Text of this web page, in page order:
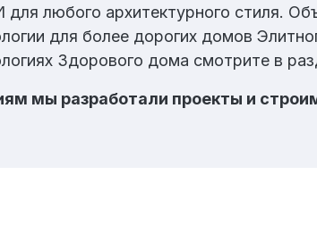
любого архитектурного стиля.
для более дорогих домов
Здорового дома смотрите в
мы разработали проекты и